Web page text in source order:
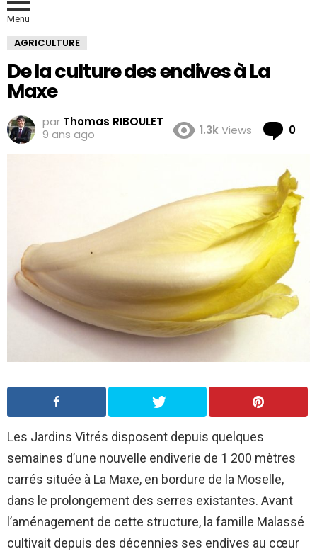
Menu
AGRICULTURE
De la culture des endives à La
Maxe
par Thomas RIBOULET
9 ans ago
1.3kViews 0
Les Jardins Vitrés disposent depuis quelques
semaines d’une nouvelle endiverie de 1 200 mètres
carrés située à La Maxe, en bordure de la Moselle,
dans le prolongement des serres existantes. Avant
l’aménagement de cette structure, la famille Malassé
cultivait depuis des décennies ses endives au cœur